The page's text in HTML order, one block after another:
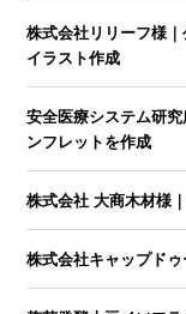
株式会社リリーフ様
イラスト作成
安全医療システム研
ンフレットを作成
株式会社 大商木材様
株式会社キャップド